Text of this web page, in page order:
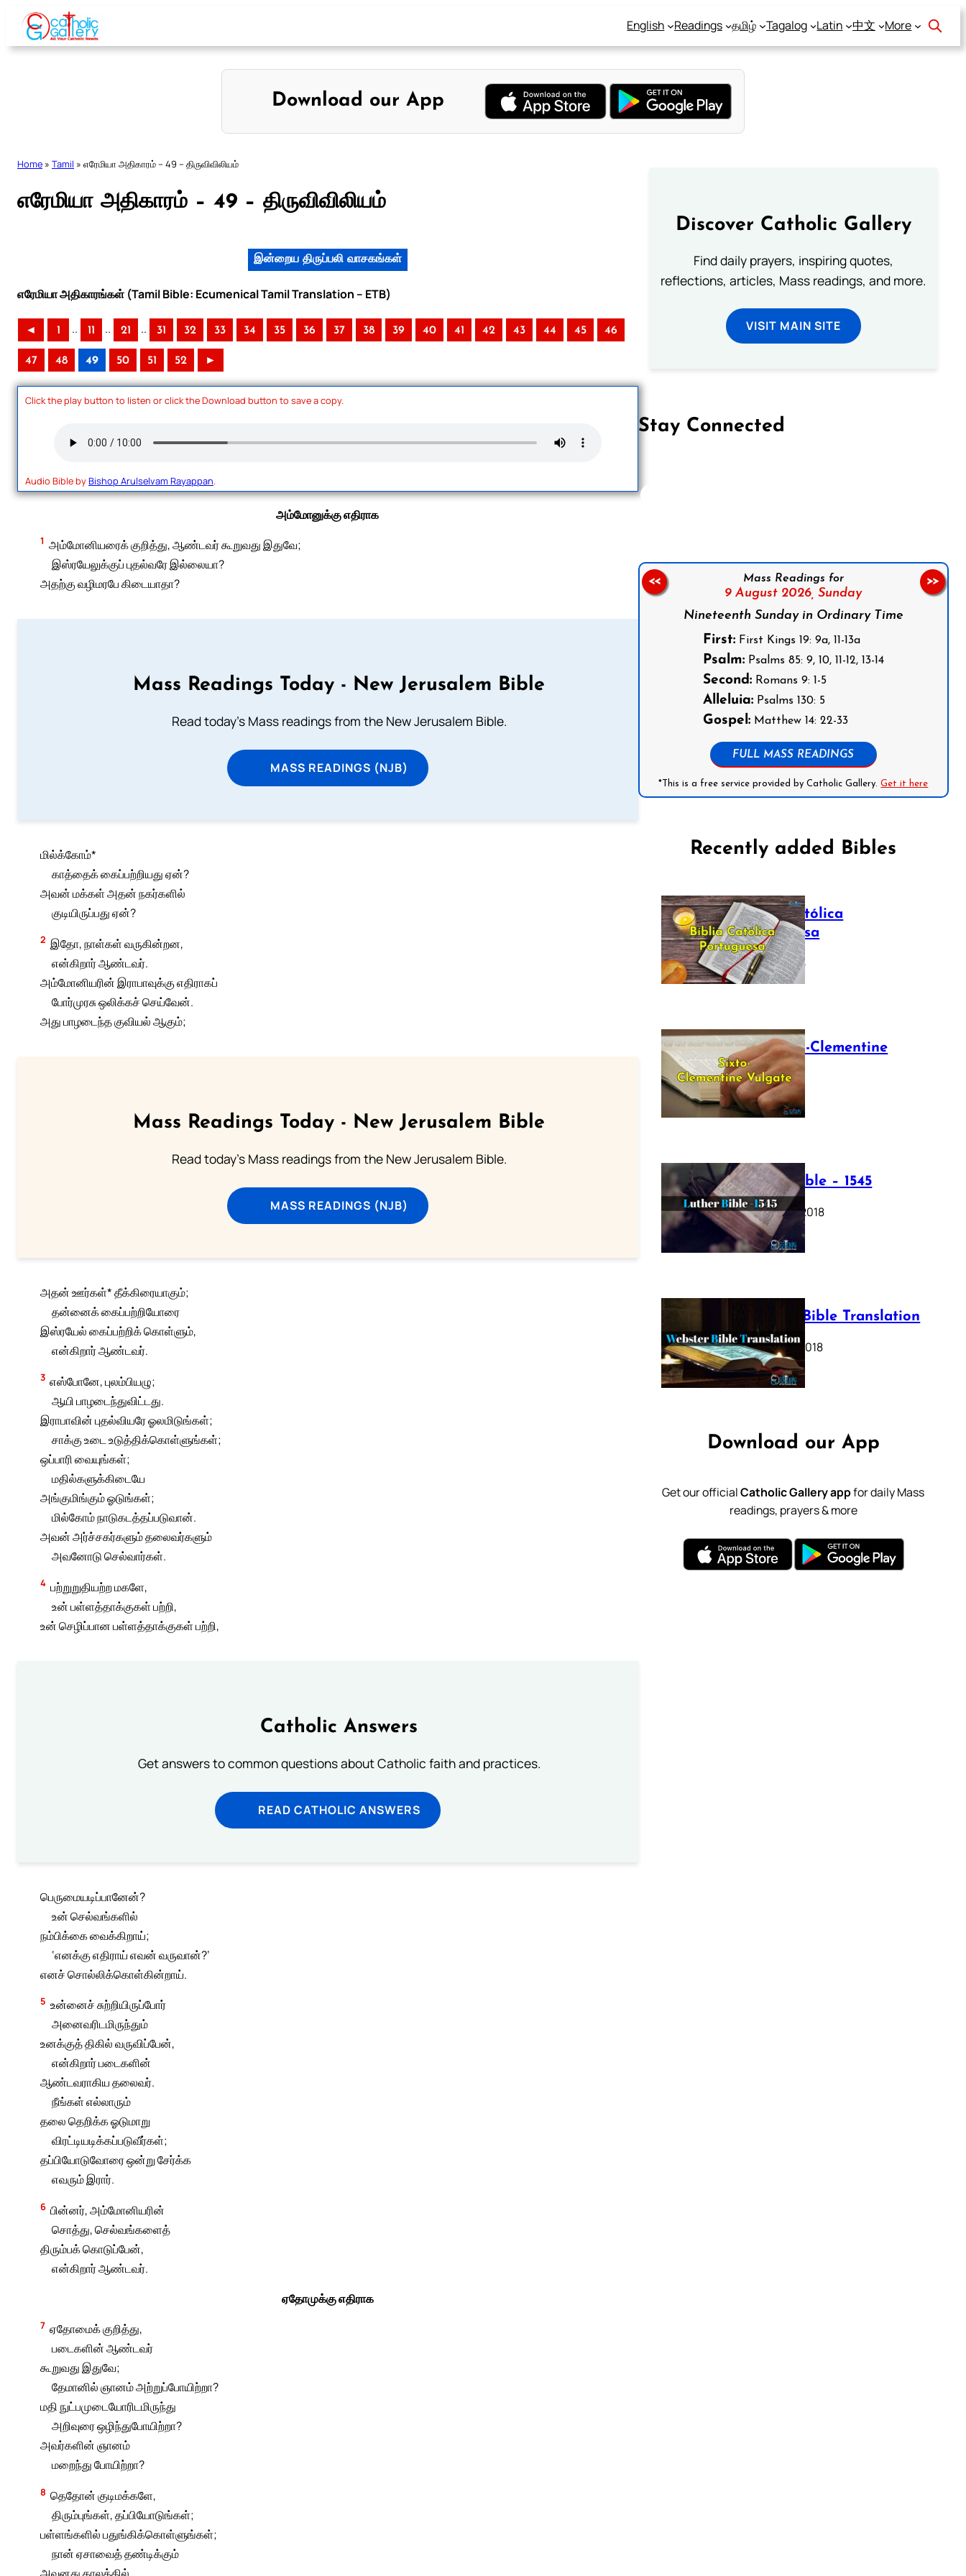
Skip
content
English Readings தமிழ் Tagalog Latin 中文 More
Download our App
Home » Tamil » எரேமியா அதிகாரம் – 49 – திருவிவிலியம்
எரேமியா அதிகாரம் – 49 – திருவிவிலியம்
இன்றைய திருப்பலி வாசகங்கள்
எரேமியா அதிகாரங்கள் (Tamil Bible: Ecumenical Tamil Translation – ETB)
◄ 1 .. 11 .. 21 .. 31 32 33 34 35 36 37 38 39 40 41 42 43 44 45 46
47 48 49 50 51 52 ►
Click the play button to listen or click the Download button to save a copy.
Audio Bible byBishop Arulselvam Rayappan.
அம்மோனுக்கு எதிராக
1 அம்மோனியரைக் குறித்து, ஆண்டவர் கூறுவது இதுவே;
இஸ்ரயேலுக்குப் புதல்வரே இல்லையா?
அதற்கு வழிமரபே கிடையாதா?
Mass Readings Today - New Jerusalem Bible
Read today's Mass readings from the New Jerusalem Bible.
MASS READINGS (NJB)
மில்க்கோம்*
காத்தைக் கைப்பற்றியது ஏன்?
அவன் மக்கள் அதன் நகர்களில்
குடியிருப்பது ஏன்?
2 இதோ, நாள்கள் வருகின்றன,
என்கிறார் ஆண்டவர்.
அம்மோனியரின் இராபாவுக்கு எதிராகப்
போர்முரசு ஒலிக்கச் செய்வேன்.
அது பாழடைந்த குவியல் ஆகும்;
Mass Readings Today - New Jerusalem Bible
Read today's Mass readings from the New Jerusalem Bible.
MASS READINGS (NJB)
அதன் ஊர்கள்* தீக்கிரையாகும்;
தன்னைக் கைப்பற்றியோரை
இஸ்ரயேல் கைப்பற்றிக் கொள்ளும்,
என்கிறார் ஆண்டவர்.
3 எஸ்போனே, புலம்பியழு;
ஆயி பாழடைந்துவிட்டது.
இராபாவின் புதல்வியரே ஓலமிடுங்கள்;
சாக்கு உடை உடுத்திக்கொள்ளுங்கள்;
ஒப்பாரி வையுங்கள்;
மதில்களுக்கிடையே
அங்குமிங்கும் ஓடுங்கள்;
மில்கோம் நாடுகடத்தப்படுவான்.
அவன் அர்ச்சகர்களும் தலைவர்களும்
அவனோடு செல்வார்கள்.
4 பற்றுறுதியற்ற மகளே,
உன் பள்ளத்தாக்குகள் பற்றி,
உன் செழிப்பான பள்ளத்தாக்குகள் பற்றி,
Catholic Answers
Get answers to common questions about Catholic faith and practices.
READ CATHOLIC ANSWERS
பெருமையடிப்பானேன்?
உன் செல்வங்களில்
நம்பிக்கை வைக்கிறாய்;
‘எனக்கு எதிராய் எவன் வருவான்?’
எனச் சொல்லிக்கொள்கின்றாய்.
5 உன்னைச் சுற்றியிருப்போர்
அனைவரிடமிருந்தும்
உனக்குத் திகில் வருவிப்பேன்,
என்கிறார் படைகளின்
ஆண்டவராகிய தலைவர்.
நீங்கள் எல்லாரும்
தலை தெறிக்க ஓடுமாறு
விரட்டியடிக்கப்படுவீர்கள்;
தப்பியோடுவோரை ஒன்று சேர்க்க
எவரும் இரார்.
6 பின்னர், அம்மோனியரின்
சொத்து, செல்வங்களைத்
திரும்பக் கொடுப்பேன்,
என்கிறார் ஆண்டவர்.
ஏதோமுக்கு எதிராக
7 ஏதோமைக் குறித்து,
படைகளின் ஆண்டவர்
கூறுவது இதுவே;
தேமானில் ஞானம் அற்றுப்போயிற்றா?
மதி நுட்பமுடையோரிடமிருந்து
அறிவுரை ஒழிந்துபோயிற்றா?
அவர்களின் ஞானம்
மறைந்து போயிற்றா?
8 தெதோன் குடிமக்களே,
திரும்புங்கள், தப்பியோடுங்கள்;
பள்ளங்களில் பதுங்கிக்கொள்ளுங்கள்;
நான் ஏசாவைத் தண்டிக்கும்
Discover Catholic Gallery
Find daily prayers, inspiring quotes,
reflections, articles, Mass readings, and more.
VISIT MAIN SITE
Stay Connected
Follow us on Facebook
Mass Readings for
9 August 2026, Sunday
Nineteenth Sunday in Ordinary Time
First:First Kings 19: 9a, 11-13a
Psalm:Psalms 85: 9, 10, 11-12, 13-14
Second:Romans 9: 1-5
Alleluia:Psalms 130: 5
Gospel:Matthew 14: 22-33
FULL MASS READINGS
*This is a free service provided by Catholic Gallery.Get it here
<< >>
Recently added Bibles
Bíblia Católica
Portuguesa
July 16, 2025
The Sixto-Clementine
Vulgate
July 12, 2025
Luther Bible – 1545
October 17, 2018
Webster Bible Translation
October 11, 2018
Download our App
Get our officialCatholic Gallery appfor daily Mass
readings, prayers & more